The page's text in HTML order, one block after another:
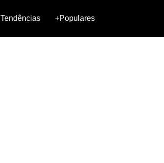
Tendências +Populares